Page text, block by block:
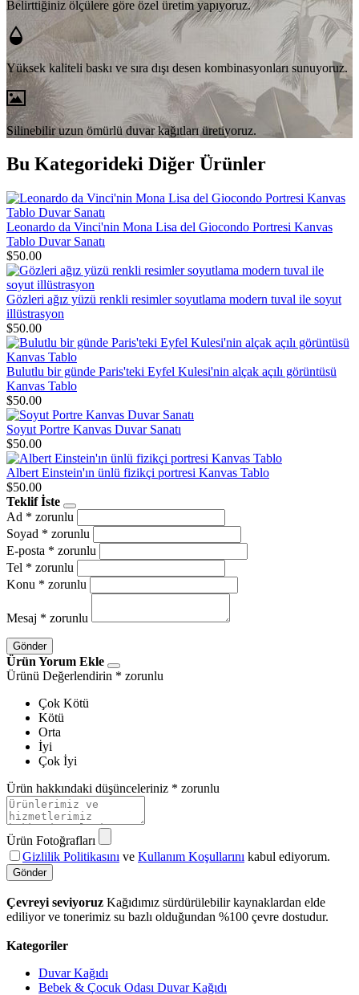
Belirttiğiniz ölçülere göre özel üretim yapıyoruz.
Yüksek kaliteli baskı ve sıra dışı desen kombinasyonları sunuyoruz.
Silinebilir uzun ömürlü duvar kağıtları üretiyoruz.
Bu Kategorideki Diğer Ürünler
Leonardo da Vinci'nin Mona Lisa del Giocondo Portresi Kanvas
Tablo Duvar Sanatı
$50.00
Gözleri ağız yüzü renkli resimler soyutlama modern tuval ile soyut
illüstrasyon
$50.00
Bulutlu bir günde Paris'teki Eyfel Kulesi'nin alçak açılı görüntüsü
Kanvas Tablo
$50.00
Soyut Portre Kanvas Duvar Sanatı
$50.00
Albert Einstein'ın ünlü fizikçi portresi Kanvas Tablo
$50.00
Teklif İste
Ad * zorunlu
Soyad * zorunlu
E-posta * zorunlu
Tel * zorunlu
Konu * zorunlu
Mesaj * zorunlu
Gönder
Ürün Yorum Ekle
Ürünü Değerlendirin * zorunlu
Çok Kötü
Kötü
Orta
İyi
Çok İyi
Ürün hakkındaki düşünceleriniz * zorunlu
Ürün Fotoğrafları
Gizlilik Politikasını ve Kullanım Koşullarını kabul ediyorum.
Gönder
Çevreyi seviyoruz Kağıdımız sürdürülebilir kaynaklardan elde
ediliyor ve tonerimiz su bazlı olduğundan %100 çevre dostudur.
Kategoriler
Duvar Kağıdı
Bebek & Çocuk Odası Duvar Kağıdı